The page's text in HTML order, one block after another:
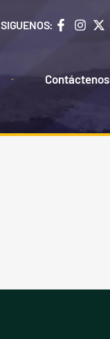
SIGUENOS:
Contáctenos